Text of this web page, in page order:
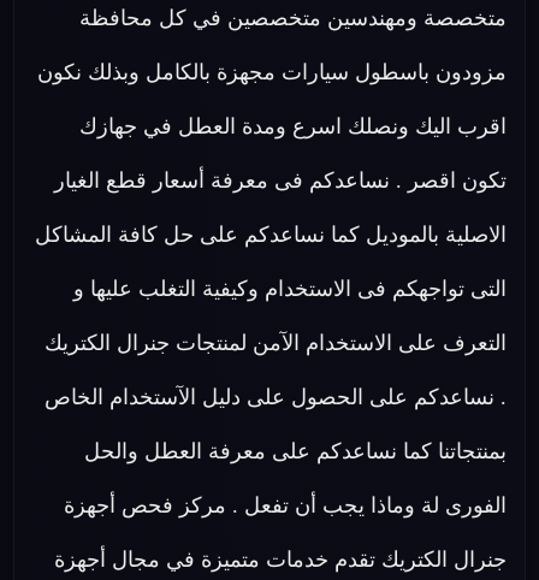
متخصصة ومهندسين متخصصين في كل محافظة
مزودون باسطول سيارات مجهزة بالكامل وبذلك نكون
اقرب اليك ونصلك اسرع ومدة العطل في جهازك
تكون اقصر . نساعدكم فى معرفة أسعار قطع الغيار
الاصلية بالموديل كما نساعدكم على حل كافة المشاكل
التى تواجهكم فى الاستخدام وكيفية التغلب عليها و
التعرف على الاستخدام الآمن لمنتجات جنرال الكتريك
. نساعدكم على الحصول على دليل الآستخدام الخاص
بمنتجاتنا كما نساعدكم على معرفة العطل والحل
الفورى لة وماذا يجب أن تفعل . مركز فحص أجهزة
جنرال الكتريك تقدم خدمات متميزة في مجال أجهزة